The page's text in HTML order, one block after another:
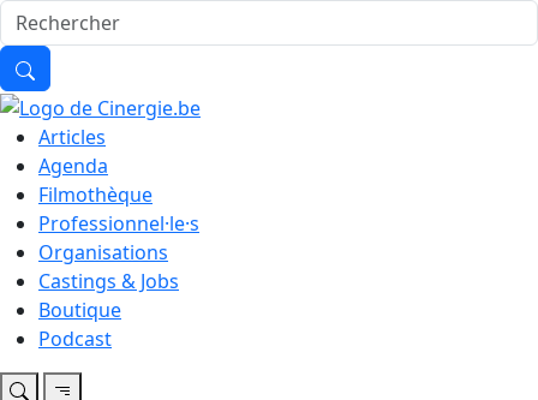
Articles
Agenda
Filmothèque
Professionnel·le·s
Organisations
Castings & Jobs
Boutique
Podcast